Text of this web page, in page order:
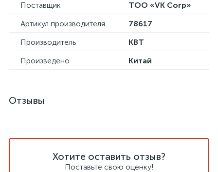
Поставщик
ТОО «VK Corp»
Артикул производителя
78617
Производитель
КВТ
Произведено
Китай
Отзывы
Хотите оставить отзыв?
Поставьте свою оценку!